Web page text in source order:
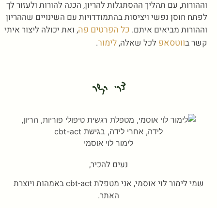
וההורות, עם תהליך ההסתגלות להריון, הכנה להורות ולעזור לך
לפתח חוסן נפשי ויציסות בהתמודדויות עם השינויים שההריון
וההורות מביאים איתם. כל הפרטים פה, ואת יכולה ליצור איתי
קשר בווטסאפ לכל שאלה,לימור.
צרי קשר
לימור לוי אוסמי
נעים להכיר,
שמי לימור לוי אוסמי, אני מטפלת cbt-act באמהות ויוצרת
האתר.